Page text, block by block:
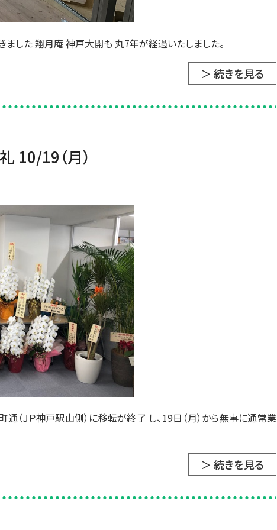
した 翔月庵 神戸大開も 丸7年が経過いたしました。
＞ 続きを見る
10/19（月）
（ＪＰ神戸駅山側）に移転が終了 し、19日（月）から無事に通常業
＞ 続きを見る